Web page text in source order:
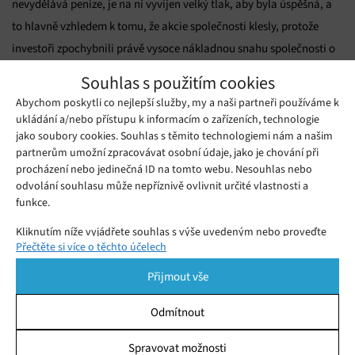
Souhlas s použitím cookies
Abychom poskytli co nejlepší služby, my a naši partneři používáme k
ukládání a/nebo přístupu k informacím o zařízeních, technologie
jako soubory cookies. Souhlas s těmito technologiemi nám a našim
partnerům umožní zpracovávat osobní údaje, jako je chování při
procházení nebo jedinečná ID na tomto webu. Nesouhlas nebo
odvolání souhlasu může nepříznivě ovlivnit určité vlastnosti a
funkce.
Kliknutím níže vyjádřete souhlas s výše uvedeným nebo proveďte
podrobnější rozhodnutí. Vaše volby budou použity pouze na tomto
pomocí přepínačů v Zásadách cookies nebo kliknutím na tlačítko
Spravovat souhlas ve spodní části obrazovky.
Přečtěte si více o těchto účelech
Přijmout vše
Odmítnout
Spravovat možnosti
nevydělává peníze, je na ni vyvíjen velký tlak, aby byla úspěšná, a
to hlavně vzhledem k tomu, že akcie společnosti klesly, protože
investoři zpochybnili právě vysoce nákladnou snahu společnosti o
Zdroj:theverge.com
Kliknutím přijmete cookies a povolíte tento
Mohlo by se vám líbit